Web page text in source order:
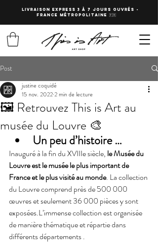
LIVRAISON EXPRESS 3 à 7 JOURS OUVRés -
fRANCE Métropolitaine 🇫🇷
Post
🖼 Retrouvez This is Art au
musée du Louvre 🎨
justine coquidé
15 nov. 20222 min de lecture
Un peu d’histoire …
Inauguré à la fin du XVIIIe siècle, le Musée du
Louvre est le musée le plus important de
France et le plus visité au monde. La collection
du Louvre comprend près de 500 000
œuvres et seulement 36 000 pièces y sont
exposées.L’immense collection est organisée
de manière thématique et répartie dans
différents départements .